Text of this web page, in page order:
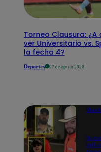
Torneo Clausura:
ver Universitario vs.
la fecha 4?
Deportes 07 de agosto 2026